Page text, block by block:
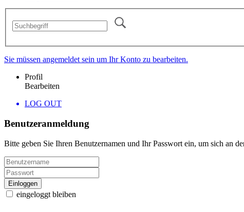
Sie müssen angemeldet sein um Ihr Konto zu bearbeiten.
Profil
Bearbeiten
LOG OUT
Benutzeranmeldung
Bitte geben Sie Ihren Benutzernamen und Ihr Passwort ein, um sich an
eingeloggt bleiben